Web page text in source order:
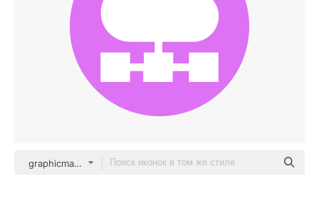
graphicmall Others